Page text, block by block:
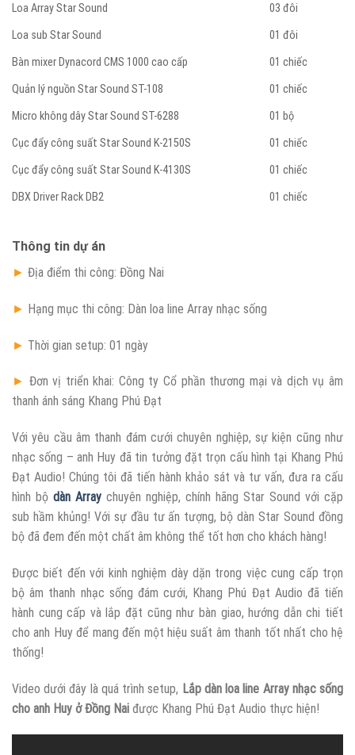
Loa Array Star Sound
03 đôi
Loa sub Star Sound
01 đôi
Bàn mixer Dynacord CMS 1000 cao cấp
01 chiếc
Quản lý nguồn Star Sound ST-108
01 chiếc
Micro không dây Star Sound ST-6288
01 bộ
Cục đẩy công suất Star Sound K-2150S
01 chiếc
Cục đẩy công suất Star Sound K-4130S
01 chiếc
DBX Driver Rack DB2
01 chiếc
Thông tin dự án
► Địa điểm thi công: Đồng Nai
► Hạng mục thi công: Dàn loa line Array nhạc sống
► Thời gian setup: 01 ngày
► Đơn vị triển khai: Công ty Cổ phần thương mại và dịch vụ âm
thanh ánh sáng Khang Phú Đạt
Với yêu cầu âm thanh đám cưới chuyên nghiệp, sự kiện cũng như
nhạc sống – anh Huy đã tin tưởng đặt trọn cấu hình tại Khang Phú
Đạt Audio! Chúng tôi đã tiến hành khảo sát và tư vấn, đưa ra cấu
hình bộ dàn Array chuyên nghiệp, chính hãng Star Sound với cặp
sub hầm khủng! Với sự đầu tư ấn tượng, bộ dàn Star Sound đồng
bộ đã đem đến một chất âm không thể tốt hơn cho khách hàng!
Được biết đến với kinh nghiệm dày dặn trong việc cung cấp trọn
bộ âm thanh nhạc sống đám cưới, Khang Phú Đạt Audio đã tiến
hành cung cấp và lắp đặt cũng như bàn giao, hướng dẫn chi tiết
cho anh Huy để mang đến một hiệu suất âm thanh tốt nhất cho hệ
thống!
Video dưới đây là quá trình setup, Lắp dàn loa line Array nhạc sống
cho anh Huy ở Đồng Nai được Khang Phú Đạt Audio thực hiện!